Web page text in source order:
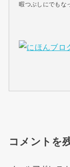
暇つぶしにでもな
コメントを